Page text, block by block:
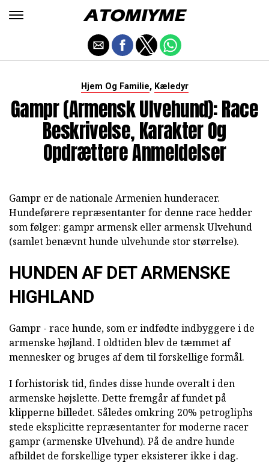
Hjem Og Familie, Kæledyr
Gampr (armensk Ulvehund): Race
Beskrivelse, Karakter Og
Opdrættere Anmeldelser
Gampr er de nationale Armenien hunderacer.
Hundeførere repræsentanter for denne race hedder
som følger: gampr armensk eller armensk Ulvehund
(samlet benævnt hunde ulvehunde stor størrelse).
HUNDEN AF DET ARMENSKE
HIGHLAND
Gampr - race hunde, som er indfødte indbyggere i de
armenske højland. I oldtiden blev de tæmmet af
mennesker og bruges af dem til forskellige formål.
I forhistorisk tid, findes disse hunde overalt i den
armenske højslette. Dette fremgår af fundet på
klipperne billedet. Således omkring 20% petrogliphs
stede eksplicitte repræsentanter for moderne racer
gampr (armenske Ulvehund). På de andre hunde
afbildet de forskellige typer eksisterer ikke i dag.